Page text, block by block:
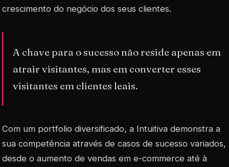
crescimento do negócio dos seus clientes.
A chave para o sucesso não reside apenas em
atrair visitantes, mas em converter esses
visitantes em clientes leais.
Com um portfolio diversificado, a Intuitiva demonstra a
sua competência através de casos de sucesso variados,
desde o aumento de vendas em e-commerce até à